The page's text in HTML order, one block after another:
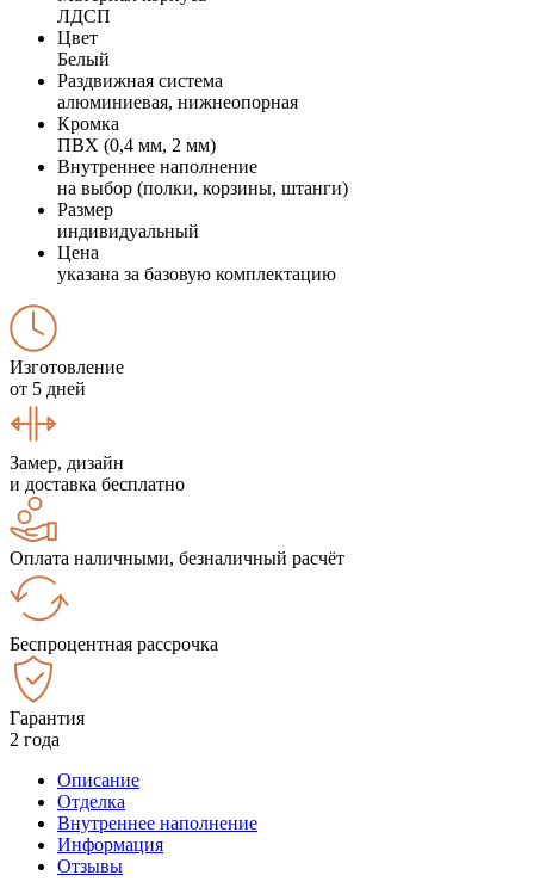
ЛДСП
Цвет
Белый
Раздвижная система
алюминиевая, нижнеопорная
Кромка
ПВХ (0,4 мм, 2 мм)
Внутреннее наполнение
на выбор (полки, корзины, штанги)
Размер
индивидуальный
Цена
указана за базовую комплектацию
Изготовление
от 5 дней
Замер, дизайн
и доставка бесплатно
Оплата наличными, безналичный расчёт
Беспроцентная рассрочка
Гарантия
2 года
Описание
Отделка
Внутреннее наполнение
Информация
Отзывы